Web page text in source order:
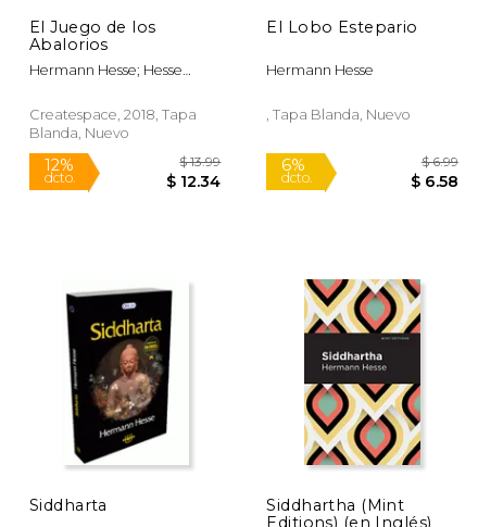
El Juego de los
Abalorios
Hermann Hesse; Hesse
Createspace, 2018, Tapa
Blanda, Nuevo
El Lobo Estepario
Hermann Hesse
, Tapa Blanda, Nuevo
Siddharta
Siddhartha (Mint
Editions) (en Inglés)